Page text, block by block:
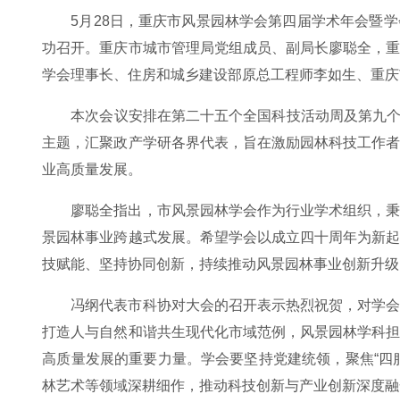
5月28日，重庆市风景园林学会第四届学术年会暨
功召开。重庆市城市管理局党组成员、副局长廖聪全，
学会理事长、住房和城乡建设部原总工程师李如生、重
本次会议安排在第二十五个全国科技活动周及第九
主题，汇聚政产学研各界代表，旨在激励园林科技工作
业高质量发展。
廖聪全指出，市风景园林学会作为行业学术组织，
景园林事业跨越式发展。希望学会以成立四十周年为新
技赋能、坚持协同创新，持续推动风景园林事业创新升
冯纲代表市科协对大会的召开表示热烈祝贺，对学
打造人与自然和谐共生现代化市域范例，风景园林学科
高质量发展的重要力量。学会要坚持党建统领，聚焦“
林艺术等领域深耕细作，推动科技创新与产业创新深度